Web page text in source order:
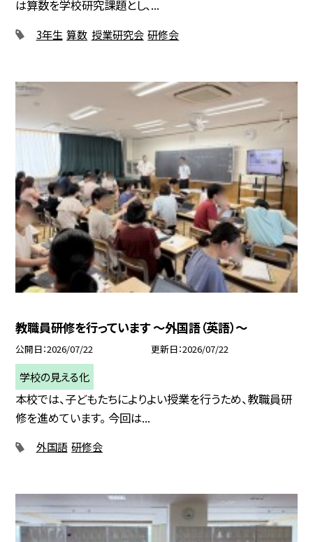
は算数を学校研究課題とし、...
3年生 算数 授業研究会 研修会
教職員研修を行っています ～外国語（英語）～
公開日 2026/07/22 更新日 2026/07/22
学校の見える化
本校では、子どもたちによりよい授業を行うため、教職員研
修を進めています。 今回は...
外国語 研修会